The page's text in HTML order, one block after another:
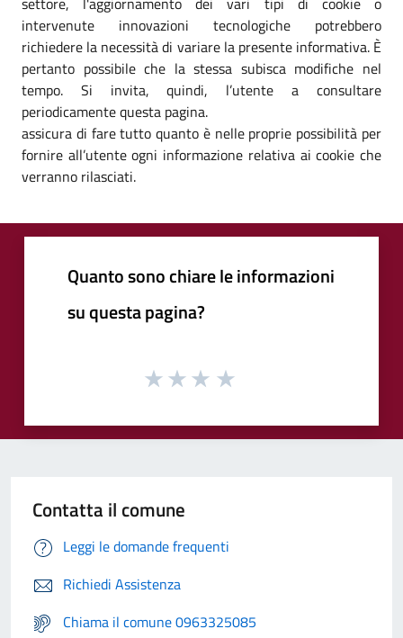
intervenute innovazioni tecnologiche potrebbero
richiedere la necessità di variare la presente informativa. È
pertanto possibile che la stessa subisca modifiche nel
tempo. Si invita, quindi, l’utente a consultare
periodicamente questa pagina.
assicura di fare tutto quanto è nelle proprie possibilità per
fornire all’utente ogni informazione relativa ai cookie che
verranno rilasciati.
Quanto sono chiare le informazioni
su questa pagina?
Contatta il comune
Leggi le domande frequenti
Richiedi Assistenza
Chiama il comune 0963325085